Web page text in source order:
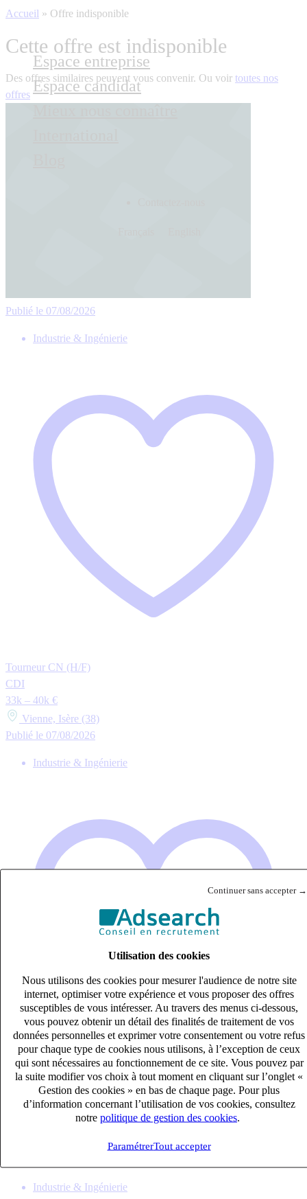
Continuer sans accepter →
Utilisation des cookies
Nous utilisons des cookies pour mesurer l'audience de notre site
internet, optimiser votre expérience et vous proposer des offres
susceptibles de vous intéresser. Au travers des menus ci-dessous,
vous pouvez obtenir un détail des finalités de traitement de vos
données personnelles et exprimer votre consentement ou votre refus
pour chaque type de cookies nous utilisons, à l’exception de ceux
qui sont nécessaires au fonctionnement de ce site. Vous pouvez par
la suite modifier vos choix à tout moment en cliquant sur l’onglet «
Gestion des cookies » en bas de chaque page. Pour plus
d’information concernant l’utilisation de vos cookies, consultez
notre politique de gestion des cookies
ParamétrerTout accepter
Espace entreprise
Espace candidat
Accueil » Offre indisponible
Cette offre est indisponible
Des offres similaires peuvent vous convenir. Ou voir toutes nos
offres
Publié le 07/08/2026
Industrie & Ingénierie
Tourneur CN (H/F)
CDI
33k – 40k €
Vienne, Isère (38)
Publié le 07/08/2026
Industrie & Ingénierie
Mécanicien TP (H/F)
CDI
Chalon sur Saone, Saône-et-Loire (71100)
Industrie & Ingénierie